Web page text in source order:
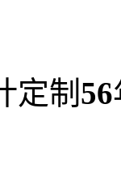
定制 56